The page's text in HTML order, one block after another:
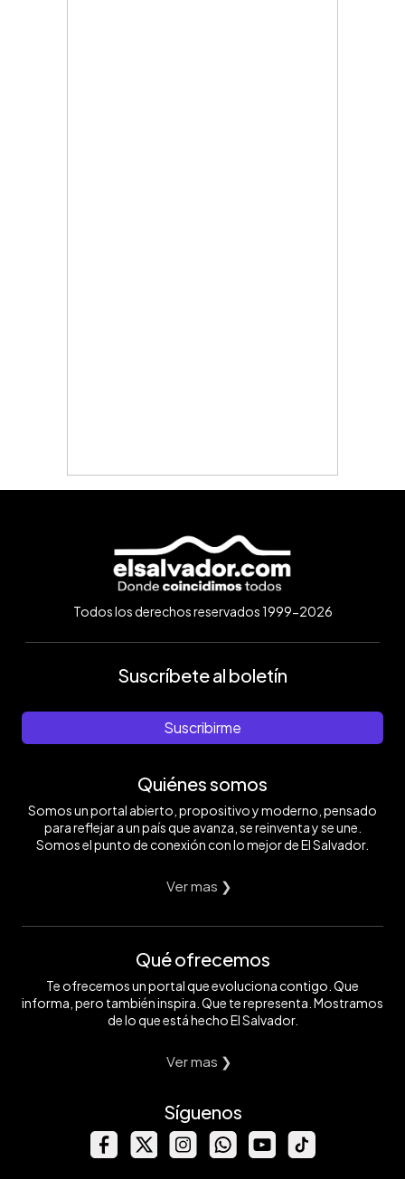
Todos los derechos reservados 1999-2026
Suscríbete al boletín
Suscribirme
Quiénes somos
Somos un portal abierto, propositivo y moderno, pensado
para reflejar a un país que avanza, se reinventa y se une.
Somos el punto de conexión con lo mejor de El Salvador.
Ver mas ❯
Qué ofrecemos
Te ofrecemos un portal que evoluciona contigo. Que
informa, pero también inspira. Que te representa. Mostramos
de lo que está hecho El Salvador.
Ver mas ❯
Síguenos